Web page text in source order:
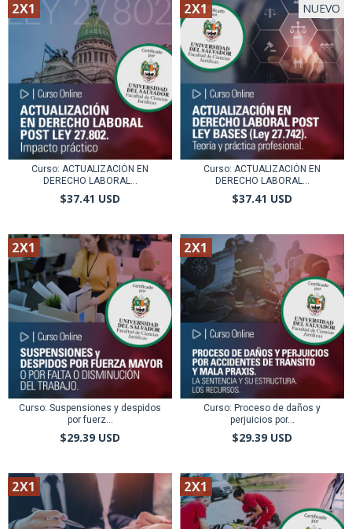
2X1
Curso: ACTUALIZACIÓN EN
DERECHO LABORAL...
$37.41 USD
2X1 NUEVO
Curso: ACTUALIZACIÓN EN
DERECHO LABORAL...
$37.41 USD
2X1
Curso: Suspensiones y despidos
por fuerz...
$29.39 USD
2X1
Curso: Proceso de daños y
perjuicios por...
$29.39 USD
2X1 2X1